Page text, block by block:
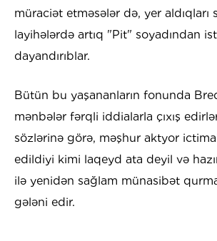
müraciət etməsələr də, yer aldıqları
layihələrdə artıq "Pit" soyadından
dayandırıblar.
Bütün bu yaşananların fonunda
mənbələr fərqli iddialarla çıxış
sözlərinə görə, məşhur aktyor
edildiyi kimi laqeyd ata deyil və
ilə yenidən sağlam münasibət
gələni edir.